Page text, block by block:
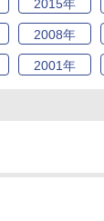
2015年
2008年
2001年